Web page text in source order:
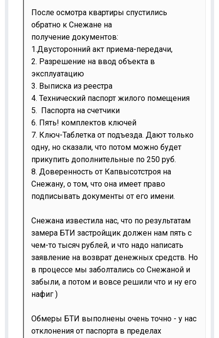
После осмотра квартиры спустились
обратно к Снежане на
получение документов:
1.Двусторонний акт приема-передачи,
2. Разрешение на ввод объекта в
эксплуатацию
3. Выписка из реестра
4. Технический паспорт жилого помещения
5. Паспорта на счетчики
6. Пять! комплектов ключей
7. Ключ-Таблетка от подъезда. Дают только
одну, но сказали, что потом можно будет
прикупить дополнительные по 250 руб.
8. Доверенность от Капвысотстроя на
Снежану, о том, что она имеет право
подписывать документы от его имени.
Снежана известила нас, что по результатам
замера БТИ застройщик должен нам пять с
чем-то тысяч рублей, и что надо написать
заявление на возврат денежных средств. Но
в процессе мы заболтались со Снежаной и
забыли, а потом и вовсе решили что и ну его
нафиг )
Обмеры БТИ выполнены очень точно - у нас
отклонения от паспорта в пределах